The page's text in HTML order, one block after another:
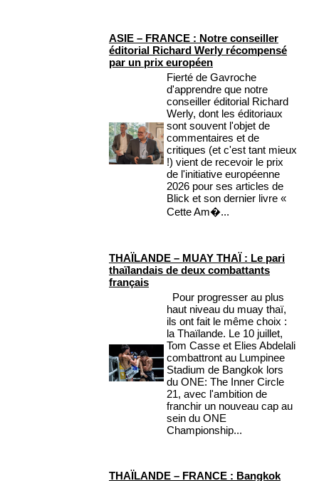
ASIE – FRANCE : Notre conseiller
éditorial Richard Werly récompensé
par un prix européen
Fierté de Gavroche
d'apprendre que notre
conseiller éditorial Richard
Werly, dont les éditoriaux
sont souvent l'objet de
commentaires et de
critiques (et c'est tant mieux
!) vient de recevoir le prix
de l'initiative européenne
2026 pour ses articles de
Blick et son dernier livre «
Cette Am�...
THAÏLANDE – MUAY THAÏ : Le pari
thaïlandais de deux combattants
français
Pour progresser au plus
haut niveau du muay thaï,
ils ont fait le même choix :
la Thaïlande. Le 10 juillet,
Tom Casse et Elies Abdelali
combattront au Lumpinee
Stadium de Bangkok lors
du ONE: The Inner Circle
21, avec l'ambition de
franchir un nouveau cap au
sein du ONE
Championship...
THAÏLANDE – FRANCE : Bangkok